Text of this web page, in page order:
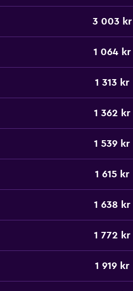
3 003 kr
1 064 kr
1 313 kr
1 362 kr
1 539 kr
1 615 kr
1 638 kr
1 772 kr
1 919 kr